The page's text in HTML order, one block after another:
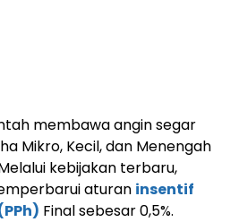
membawa angin segar
Mikro, Kecil, dan Menengah
kebijakan terbaru,
aturan insentif
Final sebesar 0,5%.